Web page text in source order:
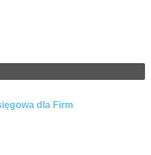
dla Firm